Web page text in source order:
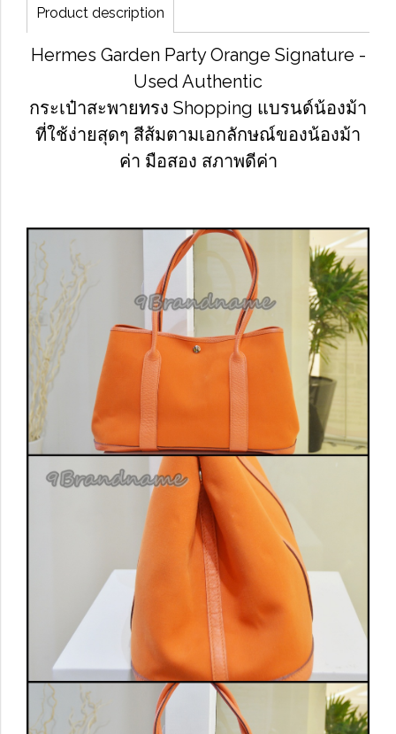
Product description
Hermes Garden Party Orange Signature -
Used Authentic
กระเป๋าสะพายทรง Shopping แบรนด์น้องม้า
ที่ใช้ง่ายสุดๆ สีส้มตามเอกลักษณ์ของน้องม้า
ค่า มือสอง สภาพดีค่า